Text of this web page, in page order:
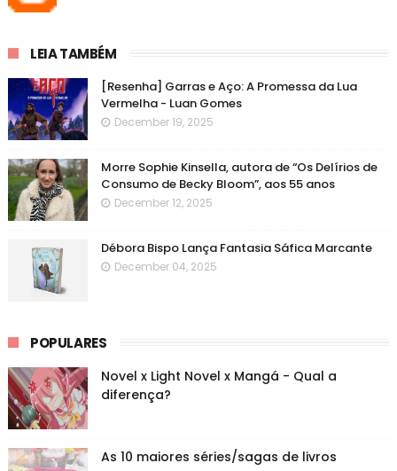
LEIA TAMBÉM
[Resenha] Garras e Aço: A Promessa da Lua
Vermelha - Luan Gomes
December 19, 2025
Morre Sophie Kinsella, autora de “Os Delírios de
Consumo de Becky Bloom”, aos 55 anos
December 12, 2025
Débora Bispo Lança Fantasia Sáfica Marcante
December 04, 2025
POPULARES
Novel x Light Novel x Mangá - Qual a
diferença?
As 10 maiores séries/sagas de livros